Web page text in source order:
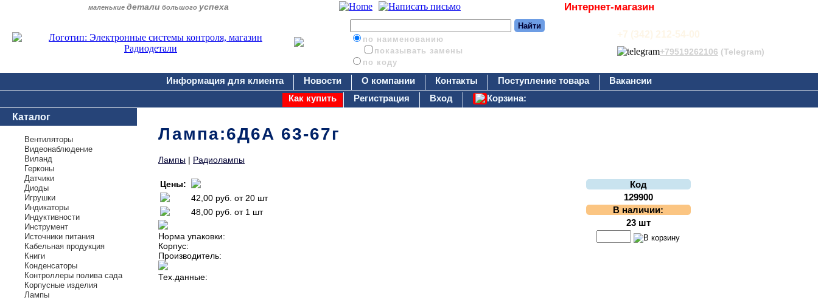
маленькие детали большого успеха Интернет-магазин
по наименованию
показывать замены
по коду
+7 (342) 212-54-00
+79519262106 (Telegram)
Информация для клиента Новости О компании Контакты Поступление товара
Вакансии
Как купить
Регистрация Вход
Корзина:
Каталог
Вентиляторы
Видеонаблюдение
Виланд
Герконы
Датчики
Диоды
Игрушки
Индикаторы
Индуктивности
Инструмент
Источники питания
Кабельная продукция
Книги
Конденсаторы
Контроллеры полива сада
Корпусные изделия
Лампы
Лампа:6Д6А 63-67г
Лампы | Радиолампы
Цены:
42,00 руб. от 20 шт
48,00 руб. от 1 шт
Норма упаковки:
Корпус:
Производитель:
Тех.данные:
Код
129900
В наличии:
23 шт